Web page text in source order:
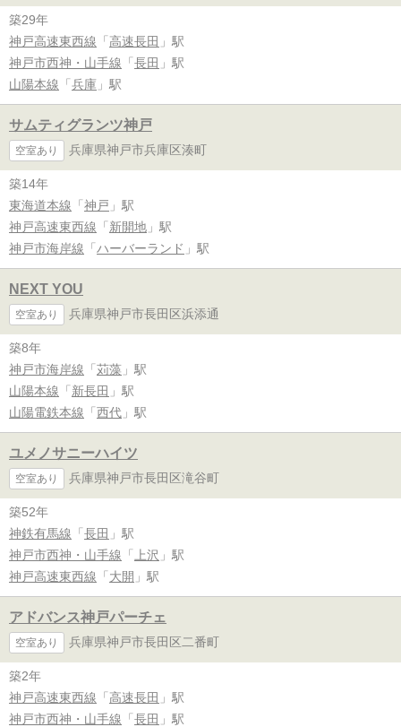
築29年
神戸高速東西線 「 高速長田 」駅
神戸市西神・山手線 「 長田 」駅
山陽本線 「 兵庫 」駅
サムティグランツ神戸
空室あり 兵庫県神戸市兵庫区湊町
築14年
東海道本線 「 神戸 」駅
神戸高速東西線 「 新開地 」駅
神戸市海岸線 「 ハーバーランド 」駅
NEXT YOU
空室あり 兵庫県神戸市長田区浜添通
築8年
神戸市海岸線 「 苅藻 」駅
山陽本線 「 新長田 」駅
山陽電鉄本線 「 西代 」駅
ユメノサニーハイツ
空室あり 兵庫県神戸市長田区滝谷町
築52年
神鉄有馬線 「 長田 」駅
神戸市西神・山手線 「 上沢 」駅
神戸高速東西線 「 大開 」駅
アドバンス神戸パーチェ
空室あり 兵庫県神戸市長田区二番町
築2年
神戸高速東西線 「 高速長田 」駅
神戸市西神・山手線 「 長田 」駅